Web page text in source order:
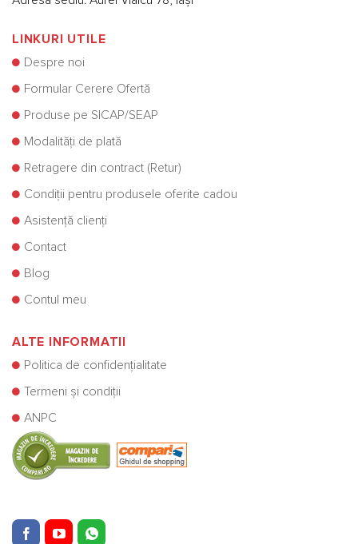
LINKURI UTILE
Despre noi
Formular Cerere Ofertă
Produse pe SICAP/SEAP
Modalități de plată
Retragere din contract (Retur)
Condiții pentru produsele oferite cadou
Asistență clienți
Contact
Blog
Contul meu
ALTE INFORMATII
Politica de confidențialitate
Termeni și condiții
ANPC